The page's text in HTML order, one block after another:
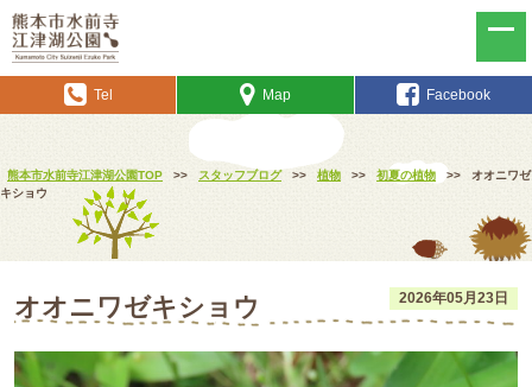
Tel Map Facebook
熊本市水前寺江津湖公園TOP >> スタッフブログ >> 植物 >> 初夏の植物 >>
オオニワゼ
キショウ
2026年05月23日
オオニワゼキショウ